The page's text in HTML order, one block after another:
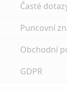
Časté
Puncovní
Obchodní
GDPR